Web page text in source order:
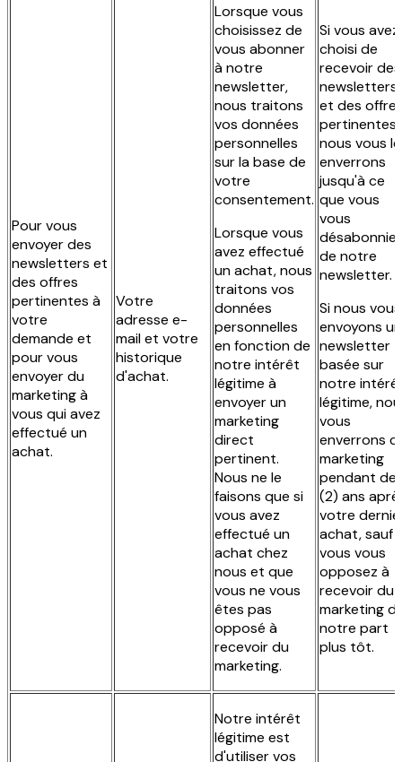
Pour vous
envoyer des
newsletters et
des offres
pertinentes à
votre
demande et
pour vous
envoyer du
marketing à
vous qui avez
effectué un
achat.
Votre
adresse e-
mail et votre
historique
d'achat.
Lorsque vous
choisissez de
vous abonner
à notre
newsletter,
nous traitons
vos données
personnelles
sur la base de
votre
consentement.
Lorsque vous
avez effectué
un achat, nous
traitons vos
données
personnelles
en fonction de
notre intérêt
légitime à
envoyer un
marketing
direct
pertinent.
Nous ne le
faisons que si
vous avez
effectué un
achat chez
nous et que
vous ne vous
êtes pas
opposé à
recevoir du
marketing.
Si vous avez
choisi de
recevoir des
newsletters
et des
pertinentes,
nous vous
enverrons
jusqu'à ce
que vous
vous
de notre
newsletter.
Si nous vous
envoyons
newsletter
basée sur
notre
légitime,
vous
enverrons
marketing
pendant
(2) ans
votre
achat, sauf
vous vous
opposez à
recevoir du
marketing
notre part
plus tôt.
Notre intérêt
légitime est
d'utiliser vos